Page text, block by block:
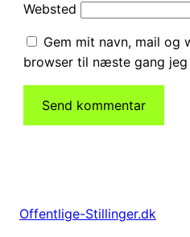
Websted
Gem mit navn, mail og
browser til næste gang jeg
Offentlige-Stillinger.dk